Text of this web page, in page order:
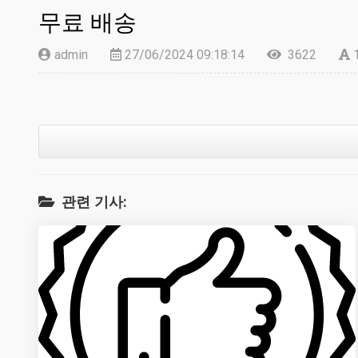
무료 배송
admin 27/06/2024 09:18:14 3622
관련 기사: